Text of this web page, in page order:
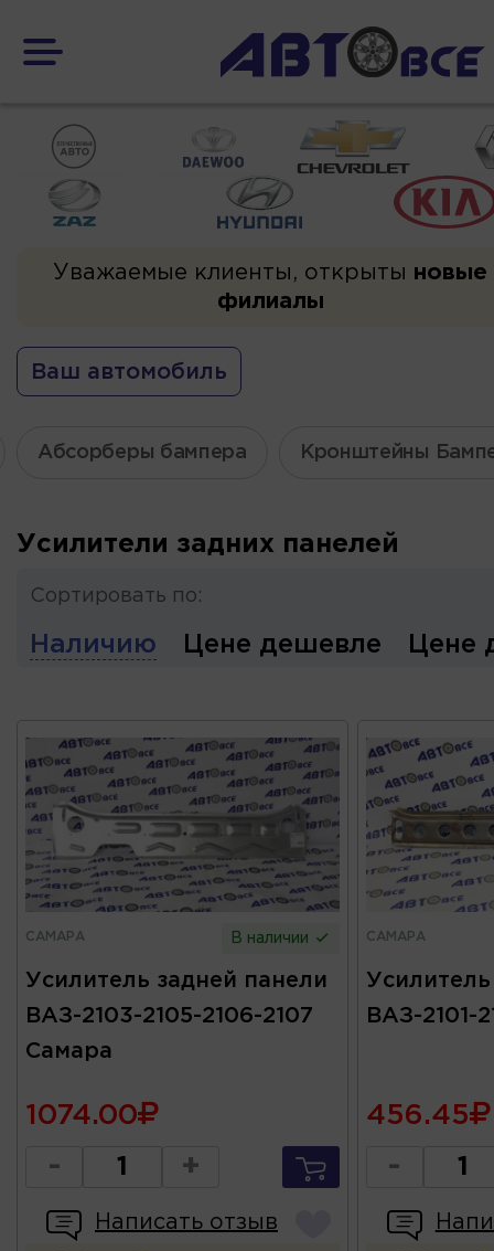
Уважаемые клиенты, открыты новые
филиалы
Ваш автомобиль
Абсорберы бампера Кронштейны
Усилители задних панелей
Сортировать по:
Наличию Цене дешевле Цене
САМАРА В наличии
Усилитель задней панели
ВАЗ-2103-2105-2106-2107
Самара
1074.00
- +
Написать отзыв
САМАРА
ВАЗ-2101-
456.45
-